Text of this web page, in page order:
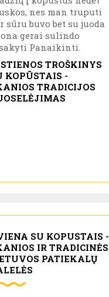
nes man truputi
sūru buvo bet su juoda
gerai sulindo
Panaikinti.
TROŠKINYS
KOPŪSTAIS -
TRADICIJOS
SU KOPUSTAIS -
IR TRADICINĖS
PATIEKALŲ